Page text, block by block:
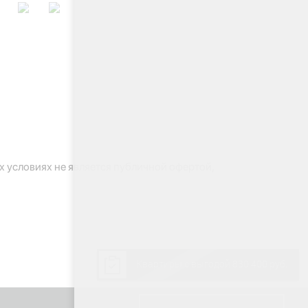
не является публичной офертой,